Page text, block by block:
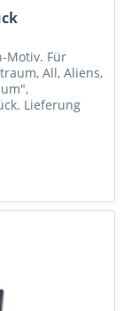
Motiv. Für
All, Aliens,
Lieferung